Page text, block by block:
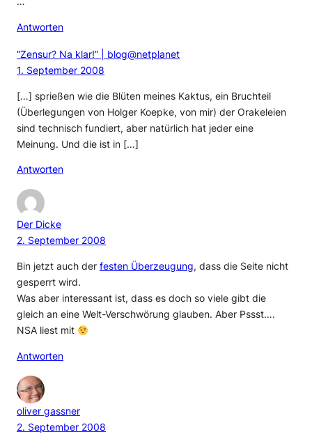
Antworten
“Zensur? Na klar!” | blog@netplanet
1. September 2008
[…] sprießen wie die Blüten meines Kaktus, ein Bruchteil
(Überlegungen von Holger Koepke, von mir) der Orakeleien
sind technisch fundiert, aber natürlich hat jeder eine
Meinung. Und die ist in […]
Antworten
Der Dicke
2. September 2008
Bin jetzt auch der festen Überzeugung, dass die Seite nicht
gesperrt wird.
Was aber interessant ist, dass es doch so viele gibt die
gleich an eine Welt-Verschwörung glauben. Aber Pssst….
NSA liest mit
Antworten
oliver gassner
2. September 2008